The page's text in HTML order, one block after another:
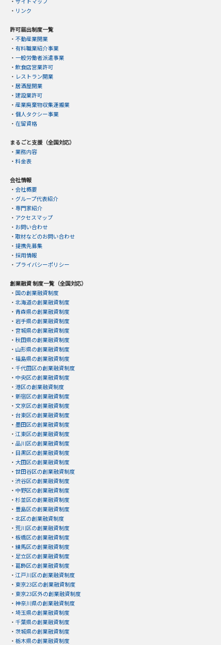
・ リンク
許可届出制度一覧
・ 不動産業開業
・ 有料職業紹介事業
・ 一般労働者派遣事業
・ 飲食店営業許可
・ レストラン開業
・ 居酒屋開業
・ 建設業許可
・ 産業廃棄物収集運搬業
・ 個人タクシー事業
・ 在留資格
まるごと支援（全国対応）
・ 業務内容
・ 料金表
会社情報
・ 会社概要
・ グループ代表紹介
・ 専門家紹介
・ アクセスマップ
・ お問い合わせ
・ 取材などのお問い合わせ
・ 提携先募集
・ 採用情報
・ プライバシーポリシー
創業融資 制度一覧（全国対応）
・ 国の創業融資制度
・ 北海道の創業融資制度
・ 青森県の創業融資制度
・ 岩手県の創業融資制度
・ 宮城県の創業融資制度
・ 秋田県の創業融資制度
・ 山形県の創業融資制度
・ 福島県の創業融資制度
・ 千代田区の創業融資制度
・ 中央区の創業融資制度
・ 港区の創業融資制度
・ 新宿区の創業融資制度
・ 文京区の創業融資制度
・ 台東区の創業融資制度
・ 墨田区の創業融資制度
・ 江東区の創業融資制度
・ 品川区の創業融資制度
・ 目黒区の創業融資制度
・ 大田区の創業融資制度
・ 世田谷区の創業融資制度
・ 渋谷区の創業融資制度
・ 中野区の創業融資制度
・ 杉並区の創業融資制度
・ 豊島区の創業融資制度
・ 北区の創業融資制度
・ 荒川区の創業融資制度
・ 板橋区の創業融資制度
・ 練馬区の創業融資制度
・ 足立区の創業融資制度
・ 葛飾区の創業融資制度
・ 江戸川区の創業融資制度
・ 東京23区の創業融資制度
・ 東京23区外の創業融資制度
・ 神奈川県の創業融資制度
・ 埼玉県の創業融資制度
・ 千葉県の創業融資制度
・ 茨城県の創業融資制度
・ 栃木県の創業融資制度